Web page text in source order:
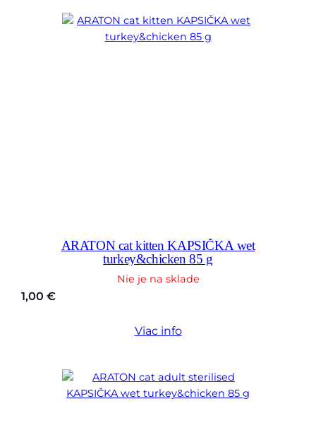
ARATON cat kitten KAPSIČKA wet
turkey&chicken 85 g
Nie je na sklade
1,00 €
Viac info